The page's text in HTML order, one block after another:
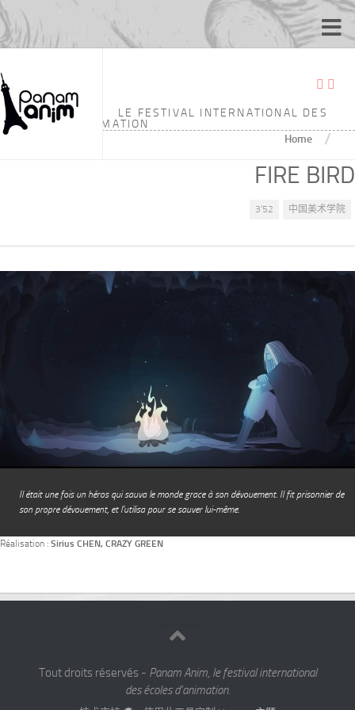
LE FESTIVAL INTERNATIONAL DES
ÉCOLES D'ANIMATION
Home /
FIRE BIRD
3'52 中国美术学院
Il était une fois un héros qui sauva le monde grace à son dévouement. Il fit prisonnier de
son propre dévouement, et l’utilisa pour se sauver lui-même.
Réalisation : Sirius CHEN, CRAZY GREEN
Tout droits réservés - Panam Anim, le festival international
des écoles d'animation.